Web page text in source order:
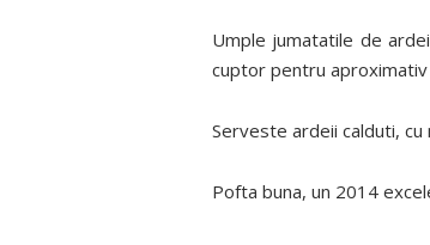
Umple jumatatile de
cuptor pentru aproximativ
Serveste ardeii calduti,
Pofta buna, un 2014